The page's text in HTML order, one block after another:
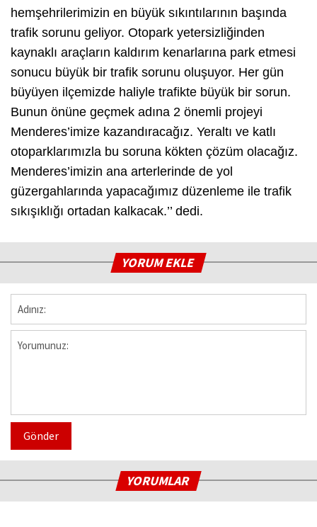
hemşehrilerimizin en büyük sıkıntılarının başında
trafik sorunu geliyor. Otopark yetersizliğinden
kaynaklı araçların kaldırım kenarlarına park etmesi
sonucu büyük bir trafik sorunu oluşuyor. Her gün
büyüyen ilçemizde haliyle trafikte büyük bir sorun.
Bunun önüne geçmek adına 2 önemli projeyi
Menderes’imize kazandıracağız. Yeraltı ve katlı
otoparklarımızla bu soruna kökten çözüm olacağız.
Menderes’imizin ana arterlerinde de yol
güzergahlarında yapacağımız düzenleme ile trafik
sıkışıklığı ortadan kalkacak.’’ dedi.
YORUM EKLE
Gönder
YORUMLAR